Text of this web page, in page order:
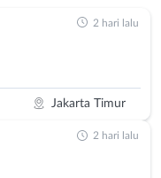
Jakarta Timur
2 hari lalu
2 hari lalu